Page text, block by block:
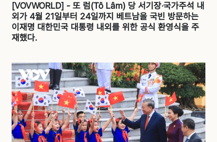
[VOVWORLD] - 또 럼(Tô Lâm) 당 서기장‧국가주석 내
외가 4월 21일부터 24일까지 베트남을 국빈 방문하는
이재명 대한민국 대통령 내외를 위한 공식 환영식을 주
재했다.